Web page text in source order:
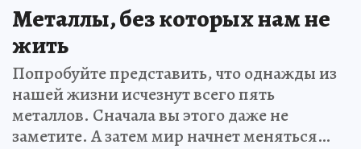
Металлы, без которых нам не
жить
Попробуйте представить, что однажды из
нашей жизни исчезнут всего пять
металлов. Сначала вы этого даже не
заметите. А затем мир начнет меняться…